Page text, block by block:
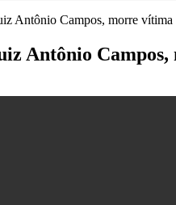
Antônio Campos, morre
Antônio